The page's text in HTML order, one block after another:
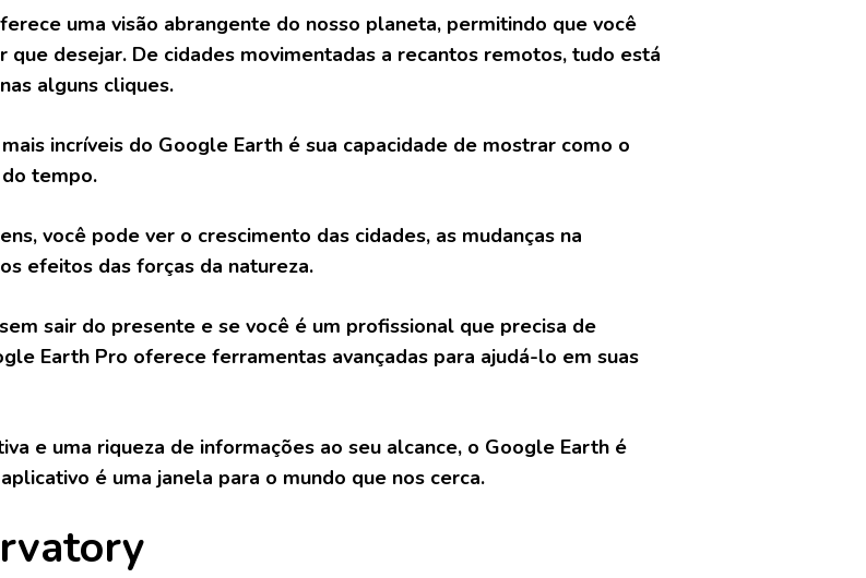
uma visão abrangente do nosso planeta, permitindo que você
que desejar. De cidades movimentadas a recantos remotos, tudo está
alguns cliques.
incríveis do Google Earth é sua capacidade de mostrar como o
tempo.
você pode ver o crescimento das cidades, as mudanças na
efeitos das forças da natureza.
sair do presente e se você é um profissional que precisa de
Earth Pro oferece ferramentas avançadas para ajudá-lo em suas
e uma riqueza de informações ao seu alcance, o Google Earth é
é uma janela para o mundo que nos cerca.